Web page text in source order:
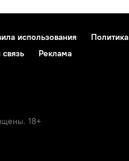
использования
Реклама
18+